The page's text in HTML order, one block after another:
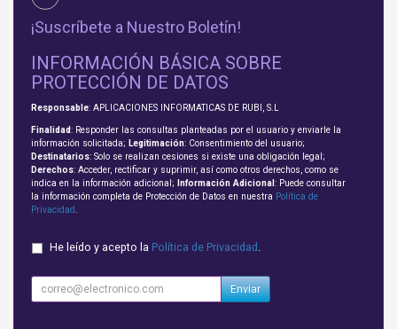
¡Suscríbete a Nuestro Boletín!
INFORMACIÓN BÁSICA SOBRE
PROTECCIÓN DE DATOS
Responsable: APLICACIONES INFORMATICAS DE RUBI, S.L
Finalidad: Responder las consultas planteadas por el usuario y enviarle la
información solicitada; Legitimación: Consentimiento del usuario;
Destinatarios: Solo se realizan cesiones si existe una obligación legal;
Derechos: Acceder, rectificar y suprimir, así como otros derechos, como se
indica en la información adicional;
Información Adicional : Puede consultar
la información completa de Protección de Datos en nuestra Política de
Privacidad
He leído y acepto la Política de Privacidad
Enviar